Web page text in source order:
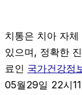
치통은 치아 자
있으며, 정확한
료인 국가건강정
05월29일 22시